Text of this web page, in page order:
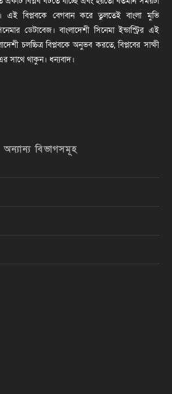
এই বিপ্লবকে বেগবান করে তুলতেই বাংলা মুভি
ডেটাবেজ। বাংলাদেশী সিনেমা ইন্ডাস্ট্রির এই
চলচ্চিত্র বিপ্লবকে অনুভব করতে, বিপ্লবের সাক্ষী
সাথে থাকুন। ধন্যবাদ।
অন্যান্য বিভাগসমূহ